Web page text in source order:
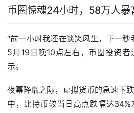
币圈惊魂24小时，58万人暴
“前一小时我还在谈笑风生，下一秒
5月19日晚10点左右，币圈投资者
示。
夜幕降临之际，虚拟货币的急速下
中，比特币较当日高点跌幅达